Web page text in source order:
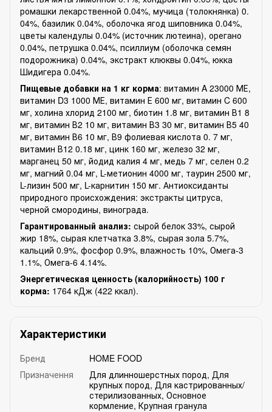
ромашки лекарственной 0.04%, мучица (толокнянка) 0.
04%, базилик 0.04%, оболочка ягод шиповника 0.04%,
цветы календулы 0.04% (источник лютеина), орегано
0.04%, петрушка 0.04%, псиллиум (оболочка семян
подорожника) 0.04%, экстракт клюквы 0.04%, юкка
Шидигера 0.04%.
Пищевые добавки на 1 кг корма: витамин A 23000 МЕ,
витамин D3 1000 МЕ, витамин Е 600 мг, витамин C 600
мг, холина хлорид 2100 мг, биотин 1.8 мг, витамин В1 8
мг, витамин В2 10 мг, витамин В3 30 мг, витамин В5 40
мг, витамин В6 10 мг, В9 фолиевая кислота 0. 7 мг,
витамин В12 0.18 мг, цинк 160 мг, железо 32 мг,
марганец 50 мг, йодид калия 4 мг, медь 7 мг, селен 0.2
мг, магний 0.04 мг, L-метионин 4000 мг, таурин 2500 мг,
L-лизин 500 мг, L-карнитин 150 мг. Антиоксиданты
природного происхождения: экстракты цитруса,
черной смородины, винограда.
Гарантированный анализ: сырой белок 33%, сырой
жир 18%, сырая клетчатка 3.8%, сырая зола 5.7%,
кальций 0.9%, фосфор 0.9%, влажность 10%, Омега-3
1.1%, Омега-6 4.14%.
Энергетическая ценность (калорийность) 100 г
корма: 1764 кДж (422 ккал).
Характеристики
Бренд
HOME FOOD
Призначення
Для длинношерстных пород, Для
крупных пород, Для кастрированных/
стерилизованных, Основное
кормление, Крупная гранула